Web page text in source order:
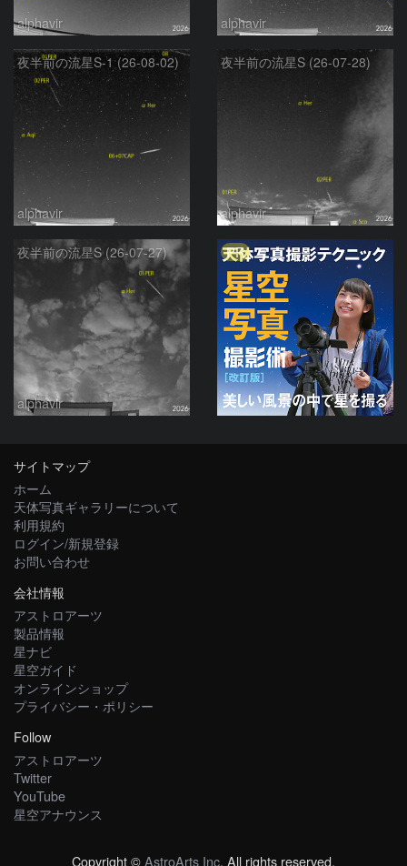
alphavir alphavir
夜半前の流星S-1 (26-08-02)
alphavir
夜半前の流星S (26-07-28)
alphavir
夜半前の流星S (26-07-27)
alphavir
PR
サイトマップ
ホーム
天体写真ギャラリーについて
利用規約
ログイン/新規登録
お問い合わせ
会社情報
アストロアーツ
製品情報
星ナビ
星空ガイド
オンラインショップ
プライバシー・ポリシー
Follow
アストロアーツ
Twitter
YouTube
星空アナウンス
Copyright ©AstroArts Inc. All rights reserved.